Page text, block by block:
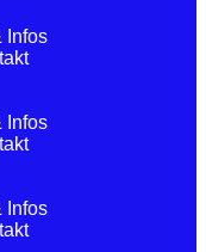
Infos
Infos
Infos